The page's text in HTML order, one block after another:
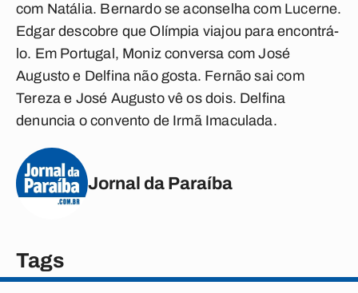
com Natália. Bernardo se aconselha com Lucerne.
Edgar descobre que Olímpia viajou para encontrá-
lo. Em Portugal, Moniz conversa com José
Augusto e Delfina não gosta. Fernão sai com
Tereza e José Augusto vê os dois. Delfina
denuncia o convento de Irmã Imaculada.
Jornal da Paraíba
Tags